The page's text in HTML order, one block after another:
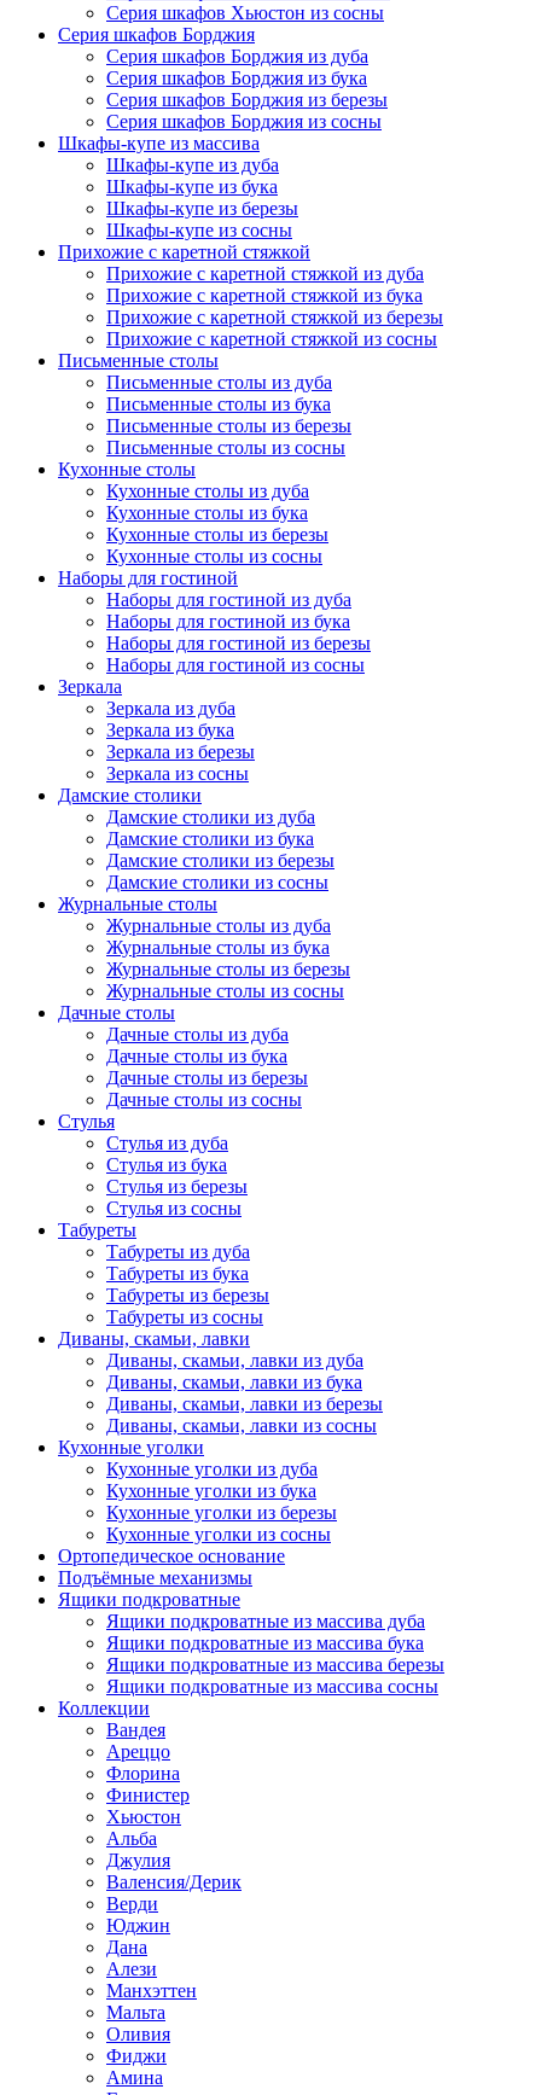
Серия шкафов Хьюстон из сосны
Серия шкафов Борджия
Серия шкафов Борджия из дуба
Серия шкафов Борджия из бука
Серия шкафов Борджия из березы
Серия шкафов Борджия из сосны
Шкафы-купе из массива
Шкафы-купе из дуба
Шкафы-купе из бука
Шкафы-купе из березы
Шкафы-купе из сосны
Прихожие с каретной стяжкой
Прихожие с каретной стяжкой из дуба
Прихожие с каретной стяжкой из бука
Прихожие с каретной стяжкой из березы
Прихожие с каретной стяжкой из сосны
Письменные столы
Письменные столы из дуба
Письменные столы из бука
Письменные столы из березы
Письменные столы из сосны
Кухонные столы
Кухонные столы из дуба
Кухонные столы из бука
Кухонные столы из березы
Кухонные столы из сосны
Наборы для гостиной
Наборы для гостиной из дуба
Наборы для гостиной из бука
Наборы для гостиной из березы
Наборы для гостиной из сосны
Зеркала
Зеркала из дуба
Зеркала из бука
Зеркала из березы
Зеркала из сосны
Дамские столики
Дамские столики из дуба
Дамские столики из бука
Дамские столики из березы
Дамские столики из сосны
Журнальные столы
Журнальные столы из дуба
Журнальные столы из бука
Журнальные столы из березы
Журнальные столы из сосны
Дачные столы
Дачные столы из дуба
Дачные столы из бука
Дачные столы из березы
Дачные столы из сосны
Стулья
Стулья из дуба
Стулья из бука
Стулья из березы
Стулья из сосны
Табуреты
Табуреты из дуба
Табуреты из бука
Табуреты из березы
Табуреты из сосны
Диваны, скамьи, лавки
Диваны, скамьи, лавки из дуба
Диваны, скамьи, лавки из бука
Диваны, скамьи, лавки из березы
Диваны, скамьи, лавки из сосны
Кухонные уголки
Кухонные уголки из дуба
Кухонные уголки из бука
Кухонные уголки из березы
Кухонные уголки из сосны
Ортопедическое основание
Подъёмные механизмы
Ящики подкроватные
Ящики подкроватные из массива дуба
Ящики подкроватные из массива бука
Ящики подкроватные из массива березы
Ящики подкроватные из массива сосны
Коллекции
Вандея
Ареццо
Флорина
Финистер
Хьюстон
Альба
Джулия
Валенсия/Дерик
Верди
Юджин
Дана
Алези
Манхэттен
Мальта
Оливия
Фиджи
Амина